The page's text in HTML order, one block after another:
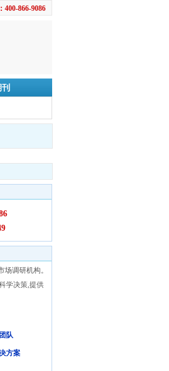
400-866-9086
调研机构。
学决策,提供
队
方案